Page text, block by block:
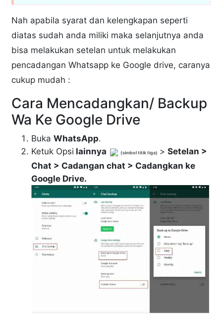
Nah apabila syarat dan kelengkapan seperti
diatas sudah anda miliki maka selanjutnya anda
bisa melakukan setelan untuk melakukan
pencadangan Whatsapp ke Google drive, caranya
cukup mudah :
Cara Mencadangkan/ Backup
Wa Ke Google Drive
BukaWhatsApp.
Ketuk Opsi lainnya (simbol titik tiga) >Setelan >
Chat > Cadangan chat > Cadangkan ke
Google Drive.